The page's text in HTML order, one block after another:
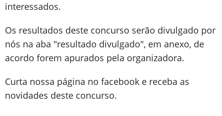
interessados.
Os resultados deste concurso serão divulgado por
nós na aba "resultado divulgado", em anexo, de
acordo forem apurados pela organizadora.
Curta nossa página no facebook e receba as
novidades deste concurso.